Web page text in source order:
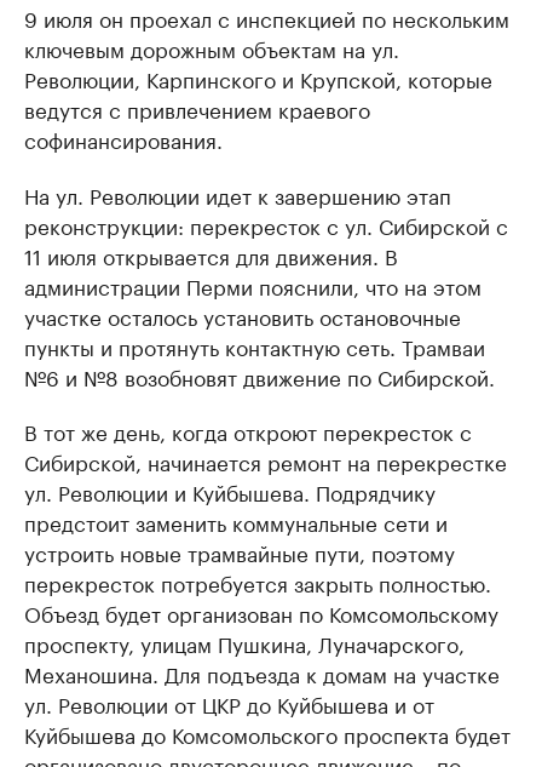
9 июля он проехал с инспекцией по нескольким
ключевым дорожным объектам на ул.
Революции, Карпинского и Крупской, которые
ведутся с привлечением краевого
софинансирования.
На ул. Революции идет к завершению этап
реконструкции: перекресток с ул. Сибирской с
11 июля открывается для движения. В
администрации Перми пояснили, что на этом
участке осталось установить остановочные
пункты и протянуть контактную сеть. Трамваи
№6 и №8 возобновят движение по Сибирской.
В тот же день, когда откроют перекресток с
Сибирской, начинается ремонт на перекрестке
ул. Революции и Куйбышева. Подрядчику
предстоит заменить коммунальные сети и
устроить новые трамвайные пути, поэтому
перекресток потребуется закрыть полностью.
Объезд будет организован по Комсомольскому
проспекту, улицам Пушкина, Луначарского,
Механошина. Для подъезда к домам на участке
ул. Революции от ЦКР до Куйбышева и от
Куйбышева до Комсомольского проспекта будет